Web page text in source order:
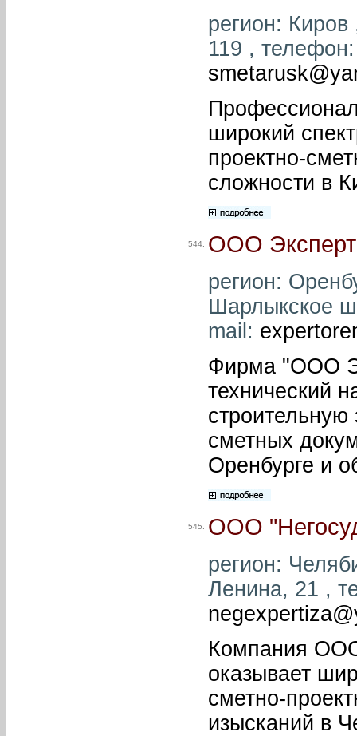
регион:
119 ,
широкий
проектно-
сложности в
544. ООО
регион:
Шарлыкское
mail:
Фирма "ООО
технический
строительную
сметных
Оренбурге и
545. ООО
регион:
Ленина, 21 ,
Компания ООО
оказывает
сметно-
изысканий в